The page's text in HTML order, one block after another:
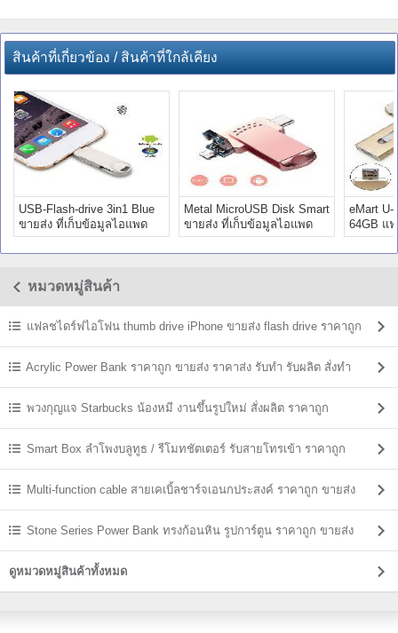
สินค้าที่เกี่ยวข้อง / สินค้าที่ใกล้เคียง
USB-Flash-drive 3in1 Blue
ขายส่ง ที่เก็บข้อมูลไอแพด
แท้ ราคา
Metal MicroUSB Disk Smart
ขายส่ง ที่เก็บข้อมูลไอแพด
แท้ ราคา
eMart U-
64GB แ
ขายส่ง
หมวดหมู่สินค้า
แฟลชไดร์ฟไอโฟน thumb drive iPhone ขายส่ง flash drive ราคาถูก
Acrylic Power Bank ราคาถูก ขายส่ง ราคาส่ง รับทำ รับผลิต สั่งทำ
พวงกุญแจ Starbucks น้องหมี งานขึ้นรูปใหม่ สั่งผลิต ราคาถูก
Smart Box ลำโพงบลูทูธ / รีโมทชัตเตอร์ รับสายโทรเข้า ราคาถูก
Multi-function cable สายเคเบิ้ลชาร์จเอนกประสงค์ ราคาถูก ขายส่ง
Stone Series Power Bank ทรงก้อนหิน รูปการ์ตูน ราคาถูก ขายส่ง
ดูหมวดหมู่สินค้าทั้งหมด